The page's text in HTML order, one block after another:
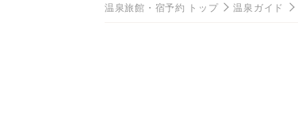
温泉旅館・宿予約 トップ 温泉ガイド